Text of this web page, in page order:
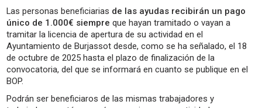
Las personas beneficiarias de las ayudas recibirán un pago
único de 1.000€ siempre que hayan tramitado o vayan a
tramitar la licencia de apertura de su actividad en el
Ayuntamiento de Burjassot desde, como se ha señalado, el 18
de octubre de 2025 hasta el plazo de finalización de la
convocatoria, del que se informará en cuanto se publique en el
BOP.
Podrán ser beneficiaros de las mismas trabajadores y